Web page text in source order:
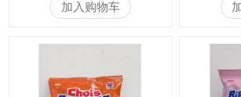
加入购物车